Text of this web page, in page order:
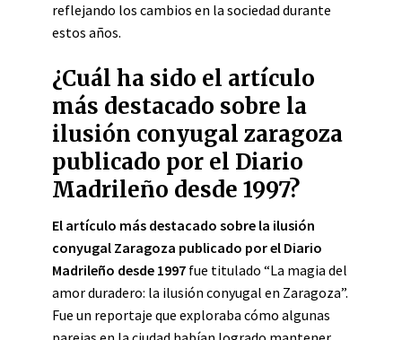
reflejando los cambios en la sociedad durante
estos años.
¿Cuál ha sido el artículo
más destacado sobre la
ilusión conyugal zaragoza
publicado por el Diario
Madrileño desde 1997?
El artículo más destacado sobre la ilusión
conyugal Zaragoza publicado por el Diario
Madrileño desde 1997 fue titulado “La magia del
amor duradero: la ilusión conyugal en Zaragoza”.
Fue un reportaje que exploraba cómo algunas